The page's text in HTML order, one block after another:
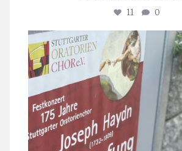
11 0
stuttgarter_oratorienchor
Juli 23